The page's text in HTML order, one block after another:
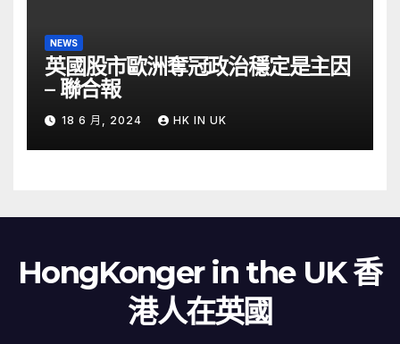
NEWS
英國股市歐洲奪冠政治穩定是主因
– 聯合報
18 6 月, 2024 HK IN UK
HongKonger in the UK 香
港人在英國